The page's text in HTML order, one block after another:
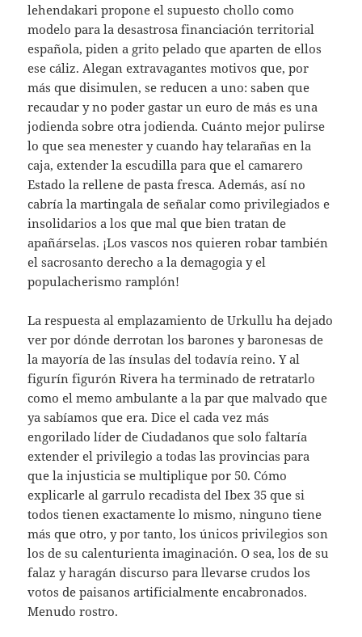
lehendakari propone el supuesto chollo como
modelo para la desastrosa financiación territorial
española, piden a grito pelado que aparten de ellos
ese cáliz. Alegan extravagantes motivos que, por
más que disimulen, se reducen a uno: saben que
recaudar y no poder gastar un euro de más es una
jodienda sobre otra jodienda. Cuánto mejor pulirse
lo que sea menester y cuando hay telarañas en la
caja, extender la escudilla para que el camarero
Estado la rellene de pasta fresca. Además, así no
cabría la martingala de señalar como privilegiados e
insolidarios a los que mal que bien tratan de
apañárselas. ¡Los vascos nos quieren robar también
el sacrosanto derecho a la demagogia y el
populacherismo ramplón!
La respuesta al emplazamiento de Urkullu ha dejado
ver por dónde derrotan los barones y baronesas de
la mayoría de las ínsulas del todavía reino. Y al
figurín figurón Rivera ha terminado de retratarlo
como el memo ambulante a la par que malvado que
ya sabíamos que era. Dice el cada vez más
engorilado líder de Ciudadanos que solo faltaría
extender el privilegio a todas las provincias para
que la injusticia se multiplique por 50. Cómo
explicarle al garrulo recadista del Ibex 35 que si
todos tienen exactamente lo mismo, ninguno tiene
más que otro, y por tanto, los únicos privilegios son
los de su calenturienta imaginación. O sea, los de su
falaz y haragán discurso para llevarse crudos los
votos de paisanos artificialmente encabronados.
Menudo rostro.